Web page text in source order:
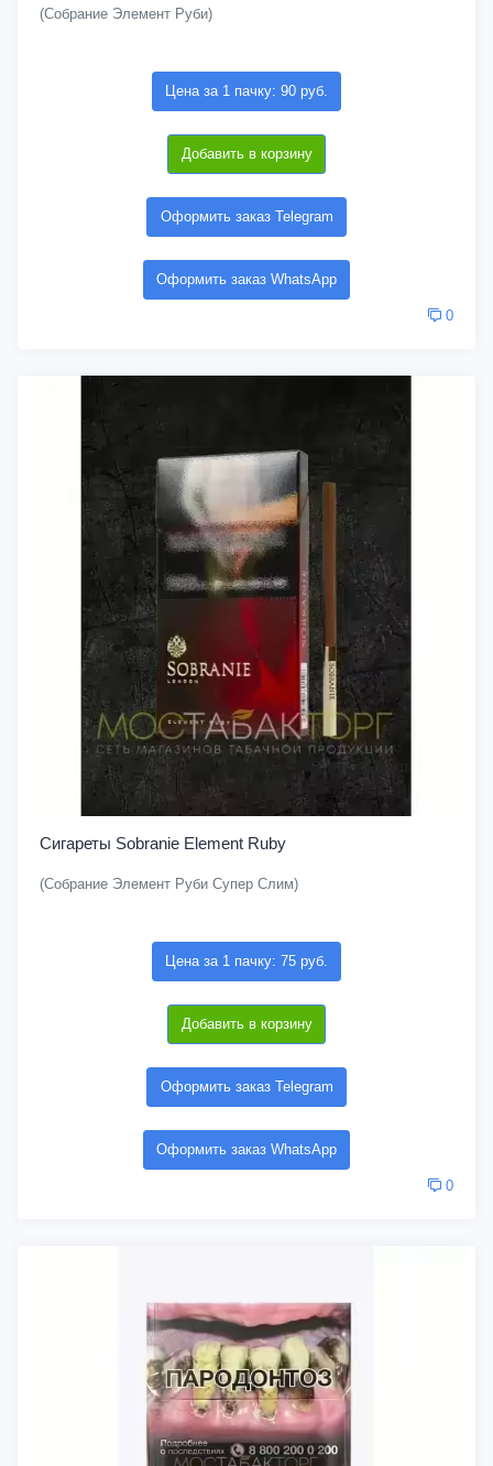
(Собрание Элемент Руби)
Цена за 1 пачку: 90 руб.
Добавить в корзину
Оформить заказ Telegram
Оформить заказ WhatsApp
0
Сигареты Sobranie Element Ruby
(Собрание Элемент Руби Супер Слим)
Цена за 1 пачку: 75 руб.
Добавить в корзину
Оформить заказ Telegram
Оформить заказ WhatsApp
0